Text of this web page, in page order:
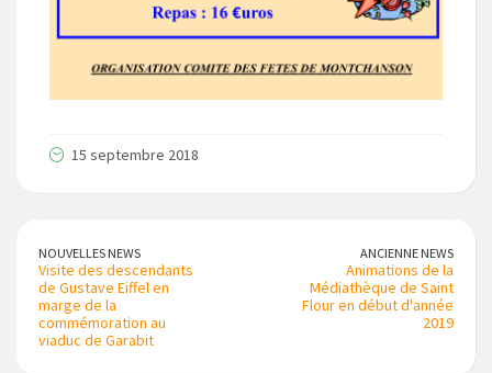
15 septembre 2018
NOUVELLES NEWS
Visite des descendants
de Gustave Eiffel en
marge de la
commémoration au
viaduc de Garabit
ANCIENNE NEWS
Animations de la
Médiathèque de Saint
Flour en début d'année
2019